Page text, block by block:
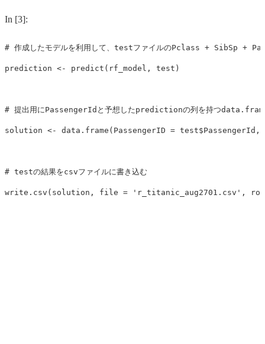
In [3]:
# 作成したモデルを利用して、testファイルのPclass + SibSp +
prediction <- predict ( rf_model , test )
# 提出用にPassengerIdと予想したpredictionの列を持つ
solution <- data.frame ( PassengerID = test$PassengerId ,
# testの結果をcsvファイルに書き込む
write.csv ( solution , file = 'r_titanic_aug2701.csv' ,